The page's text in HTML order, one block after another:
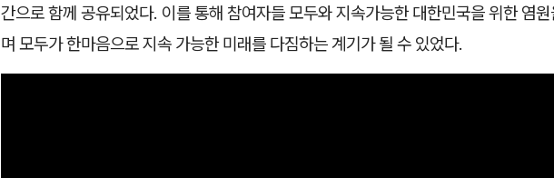
간으로 함께 공유되었다. 이를 통해 참여자들 모두와 지속가능한 대한민국을 위한 염
며 모두가 한마음으로 지속 가능한 미래를 다짐하는 계기가 될 수 있었다.